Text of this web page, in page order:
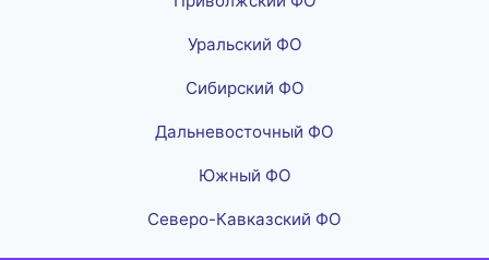
Уральский ФО
Сибирский ФО
Дальневосточный ФО
Южный ФО
Северо-Кавказский ФО